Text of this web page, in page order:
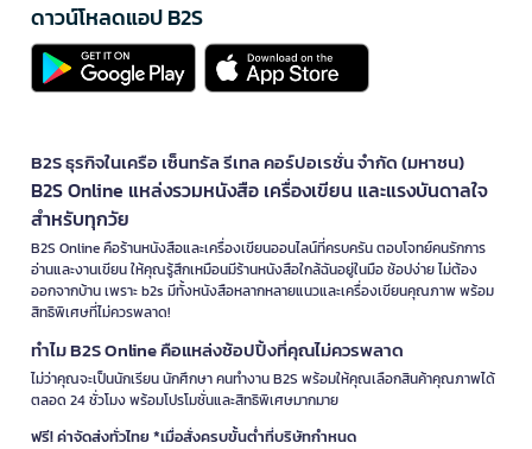
ดาวน์โหลดแอป B2S
B2S ธุรกิจในเครือ เซ็นทรัล รีเทล คอร์ปอเรชั่น จำกัด (มหาชน)
B2S Online แหล่งรวมหนังสือ เครื่องเขียน และแรงบันดาลใจ
สำหรับทุกวัย
B2S Online คือร้านหนังสือและเครื่องเขียนออนไลน์ที่ครบครัน ตอบโจทย์คนรักการ
อ่านและงานเขียน ให้คุณรู้สึกเหมือนมีร้านหนังสือใกล้ฉันอยู่ในมือ ช้อปง่าย ไม่ต้อง
ออกจากบ้าน เพราะ b2s มีทั้งหนังสือหลากหลายแนวและเครื่องเขียนคุณภาพ พร้อม
สิทธิพิเศษที่ไม่ควรพลาด!
ทำไม B2S Online คือแหล่งช้อปปิ้งที่คุณไม่ควรพลาด
ไม่ว่าคุณจะเป็นนักเรียน นักศึกษา คนทำงาน B2S พร้อมให้คุณเลือกสินค้าคุณภาพได้
ตลอด 24 ชั่วโมง พร้อมโปรโมชั่นและสิทธิพิเศษมากมาย
ฟรี! ค่าจัดส่งทั่วไทย *เมื่อสั่งครบขั้นต่ำที่บริษัทกำหนด